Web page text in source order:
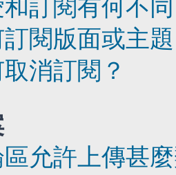
訂閱有何不
閱版面或主
消訂閱？
允許上傳甚